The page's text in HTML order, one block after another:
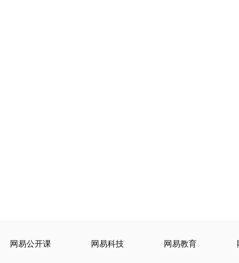
网易公开课 网易科技 网易教育